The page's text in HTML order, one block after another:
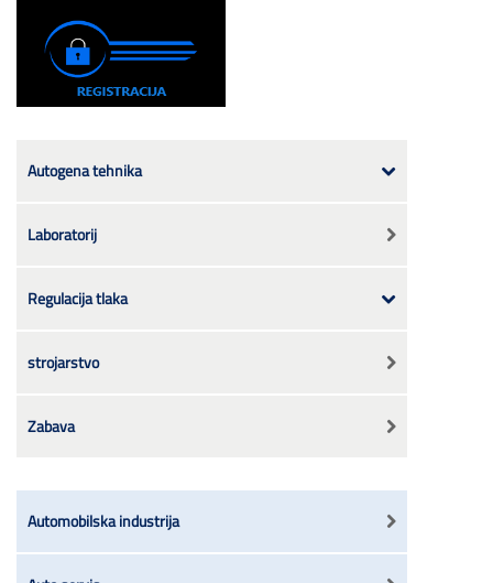
Autogena tehnika
Laboratorij
Regulacija tlaka
strojarstvo
Zabava
Automobilska industrija